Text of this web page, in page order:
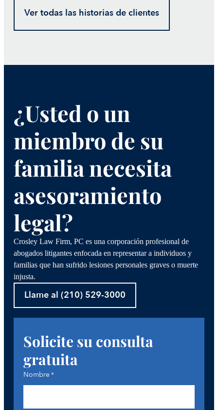
Ver todas las historias de clientes
¿Usted o un
miembro de su
familia necesita
asesoramiento
legal?
Crosley Law Firm, PC es una corporación profesional de
abogados litigantes enfocada en representar a individuos y
familias que han sufrido lesiones personales graves o muerte
injusta.
Llame al (210) 529-3000
Solicite su consulta
gratuita
Nombre*